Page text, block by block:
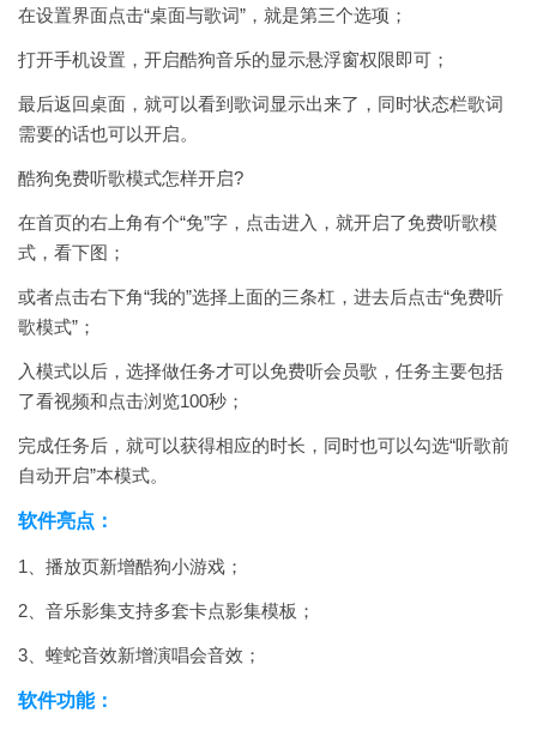
在设置界面点击“桌面与歌词”，就是第三个选项；
打开手机设置，开启酷狗音乐的显示悬浮窗权限即可；
最后返回桌面，就可以看到歌词显示出来了，同时状态栏歌词
需要的话也可以开启。
酷狗免费听歌模式怎样开启?
在首页的右上角有个“免”字，点击进入，就开启了免费听歌模
式，看下图；
或者点击右下角“我的”选择上面的三条杠，进去后点击“免费听
歌模式”；
入模式以后，选择做任务才可以免费听会员歌，任务主要包括
了看视频和点击浏览100秒；
完成任务后，就可以获得相应的时长，同时也可以勾选“听歌前
自动开启”本模式。
软件亮点：
1、播放页新增酷狗小游戏；
2、音乐影集支持多套卡点影集模板；
3、蝰蛇音效新增演唱会音效；
软件功能：